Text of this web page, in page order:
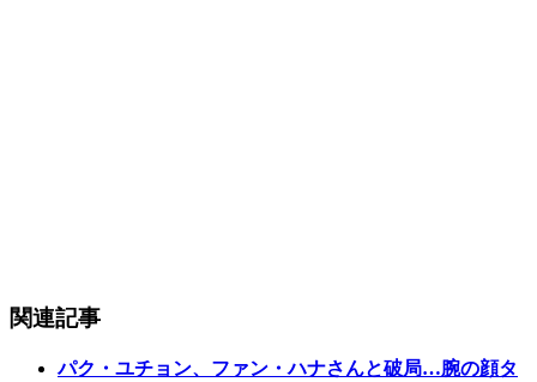
関連記事
パク・ユチョン、ファン・ハナさんと破局…腕の顔タ